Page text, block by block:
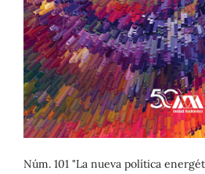
Núm. 101 "La nueva política